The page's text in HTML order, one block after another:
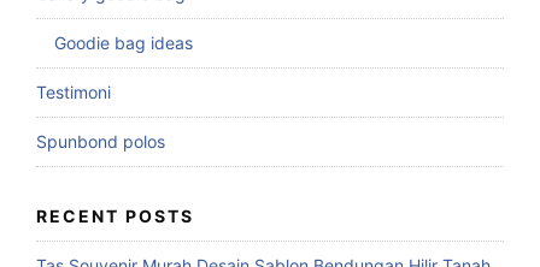
Goodie bag ideas
Testimoni
Spunbond polos
RECENT POSTS